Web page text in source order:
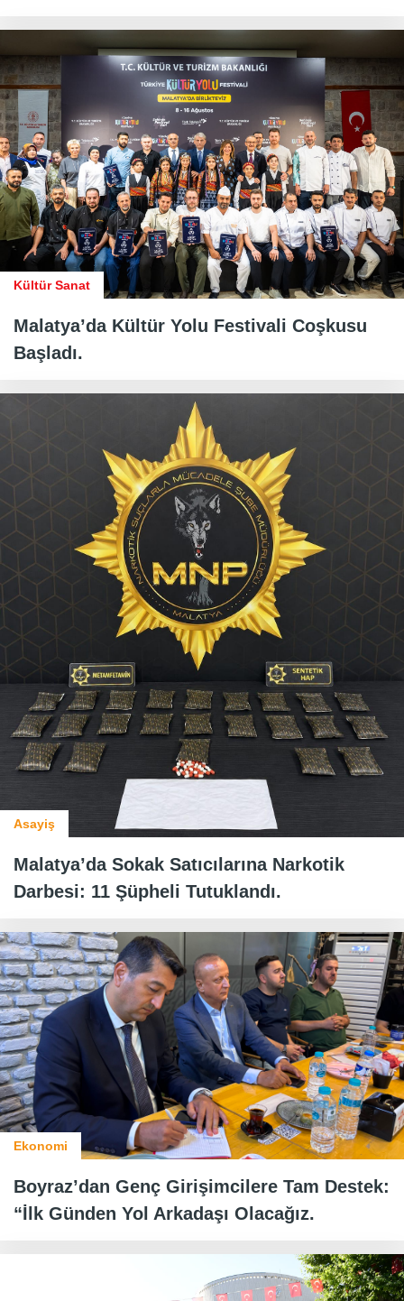
Kültür Sanat
Malatya’da Kültür Yolu Festivali Coşkusu
Başladı.
Asayiş
Malatya’da Sokak Satıcılarına Narkotik
Darbesi: 11 Şüpheli Tutuklandı.
Ekonomi
Boyraz’dan Genç Girişimcilere Tam Destek:
“İlk Günden Yol Arkadaşı Olacağız.